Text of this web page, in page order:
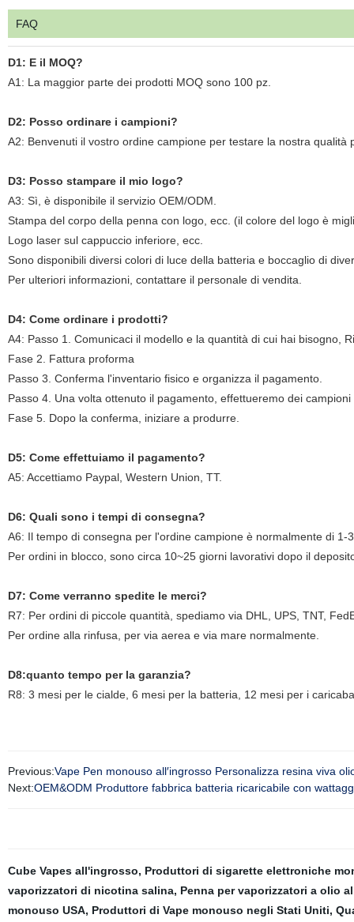
FAQ
D1: E il MOQ?
A1: La maggior parte dei prodotti MOQ sono 100 pz.
D2: Posso ordinare i campioni?
A2: Benvenuti il vostro ordine campione per testare la nostra qualità
D3: Posso stampare il mio logo?
A3: Sì, è disponibile il servizio OEM/ODM.
Stampa del corpo della penna con logo, ecc. (il colore del logo è
Logo laser sul cappuccio inferiore, ecc.
Sono disponibili diversi colori di luce della batteria e boccaglio di
Per ulteriori informazioni, contattare il personale di vendita.
D4: Come ordinare i prodotti?
A4: Passo 1. Comunicaci il modello e la quantità di cui hai bisogno,
Fase 2. Fattura proforma
Passo 3. Conferma l'inventario fisico e organizza il pagamento.
Passo 4. Una volta ottenuto il pagamento, effettueremo dei
Fase 5. Dopo la conferma, iniziare a produrre.
D5: Come effettuiamo il pagamento?
A5: Accettiamo Paypal, Western Union, TT.
D6: Quali sono i tempi di consegna?
A6: Il tempo di consegna per l'ordine campione è normalmente di
Per ordini in blocco, sono circa 10~25 giorni lavorativi dopo il
D7: Come verranno spedite le merci?
R7: Per ordini di piccole quantità, spediamo via DHL, UPS, TNT,
Per ordine alla rinfusa, per via aerea e via mare normalmente.
D8:quanto tempo per la garanzia?
R8: 3 mesi per le cialde, 6 mesi per la batteria, 12 mesi per i
Previous:Vape Pen monouso all′ingrosso Personalizza resina viva
Next:OEM&ODM Produttore fabbrica batteria ricaricabile con
Cube Vapes all'ingrosso, Produttori di sigarette elettroniche
vaporizzatori di nicotina salina, Penna per vaporizzatori a olio
monouso USA, Produttori di Vape monouso negli Stati Uniti,